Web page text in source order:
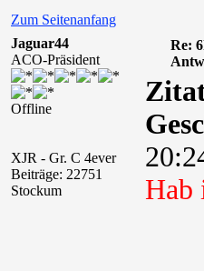
Zum Seitenanfang
Jaguar44
ACO-Präsident
Offline
XJR - Gr. C 4ever
Beiträge: 22751
Stockum
Re:
Hab